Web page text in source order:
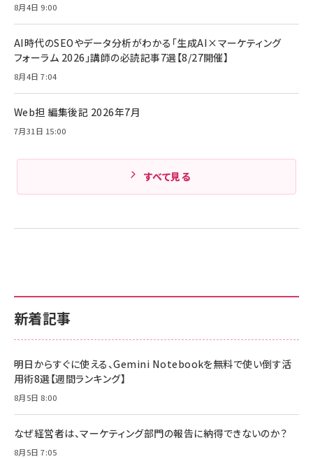
Amazonランキングをもっと見る
Anker PowerLine III Flow USB-C & USB-C
ケーブル Anker絡まないケーブル 240W 結束バン
ド付き USB PD対応 シリコン素材採用 iPhone
17 / 16 / 15 / Galaxy iPad Pro MacBook
Amazonランキングをもっと見る
キャンペーン】
￥4,857
新着記事
明日からすぐに使える、Gemini Notebookを無料で使い倒す活
用術8選【週間ランキング】
8月5日 8:00
なぜ経営者は、マーケティング部門の報告に納得できないのか？
8月5日 7:05
8月4日 9:00
AI時代のSEOやデータ分析がわかる「生成AI×マーケティング
フォーラム 2026」講師の必読記事7選【8/27開催】
8月4日 7:04
Web担 編集後記 2026年7月
7月31日 15:00
すべて見る